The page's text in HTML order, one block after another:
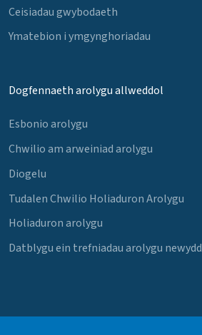
Ceisiadau gwybodaeth
Ymatebion i ymgynghoriadau
Dogfennaeth arolygu allweddol
Esbonio arolygu
Chwilio am arweiniad arolygu
Diogelu
Tudalen Chwilio Holiaduron Arolygu
Holiaduron arolygu
Datblygu ein trefniadau arolygu newydd